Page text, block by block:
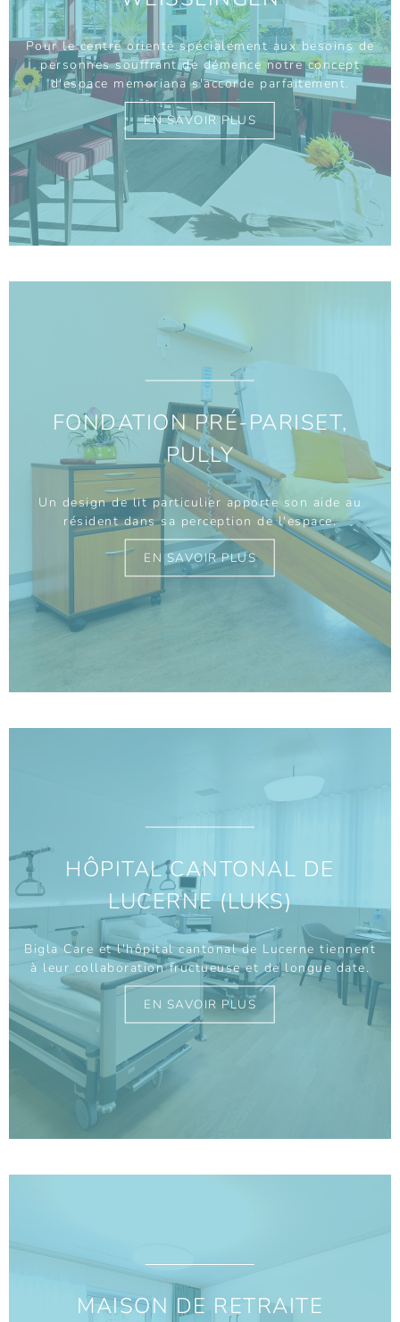
Pour le centre orienté spécialement aux besoins de
personnes souffrant de démence notre concept
d'espace memoriana s'accorde parfaitement.
EN SAVOIR PLUS
FONDATION PRÉ-PARISET,
PULLY
Un design de lit particulier apporte son aide au
résident dans sa perception de l'espace.
EN SAVOIR PLUS
HÔPITAL CANTONAL DE
LUCERNE (LUKS)
Bigla Care et l'hôpital cantonal de Lucerne tiennent
à leur collaboration fructueuse et de longue date.
EN SAVOIR PLUS
MAISON DE RETRAITE